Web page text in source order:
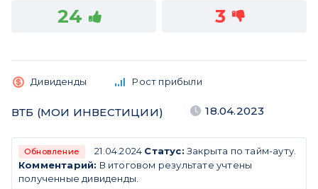
24 3
Дивиденды Рост прибыли
ВТБ (МОИ ИНВЕСТИЦИИ) 18.04.2023
Обновление 21.04.2024 Статус: Закрыта по тайм-ауту.
Комментарий: В итоговом результате учтены
полученные дивиденды.